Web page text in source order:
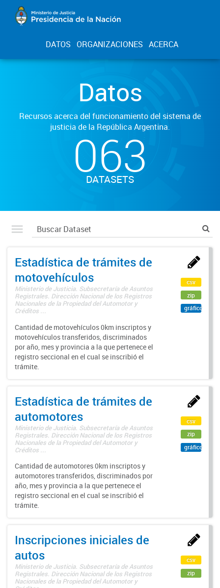
DATOS ORGANIZACIONES ACERCA
Datos
Recursos acerca del funcionamiento del sistema de
justicia de la República Argentina.
063
DATASETS
Estadística de trámites de
motovehículos
Ministerio de Justicia. Subsecretaría de Asuntos
Registrales. Dirección Nacional de los Registros
Nacionales de la Propiedad del Automotor y
Créditos ...
Cantidad de motovehículos 0km inscriptos y
motovehículos transferidos, discriminados
por año, mes y provincia a la que pertenece el
registro seccional en el cual se inscribió el
trámite.
csv
zip
gráfico
Estadística de trámites de
automotores
Ministerio de Justicia. Subsecretaría de Asuntos
Registrales. Dirección Nacional de los Registros
Nacionales de la Propiedad del Automotor y
Créditos ...
Cantidad de automotores 0km inscriptos y
automotores transferidos, discriminados por
año, mes y provincia a la que pertenece el
registro seccional en el cual se inscribió el
trámite.
csv
zip
gráfico
Inscripciones iniciales de
autos
Ministerio de Justicia. Subsecretaría de Asuntos
Registrales. Dirección Nacional de los Registros
Nacionales de la Propiedad del Automotor y
csv
zip